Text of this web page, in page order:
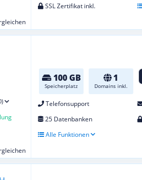
SSL Zertifikat inkl.
100 GB
Speicherplatz
1
Domains inkl.
Telefonsupport
25 Datenbanken
Alle Funktionen